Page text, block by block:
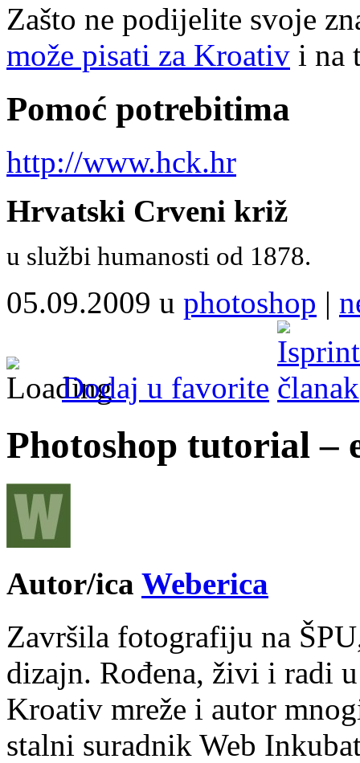
Zašto ne podijelite svoje
može pisati za Kroativ i na
Pomoć potrebitima
http://www.hck.hr
Hrvatski Crveni križ
u službi humanosti od 1878.
05.09.2009 u photoshop |
Dodaj u favorite
Photoshop tutorial –
Autor/ica Weberica
Završila fotografiju na
dizajn. Rođena, živi i radi
Kroativ mreže i autor
stalni suradnik Web